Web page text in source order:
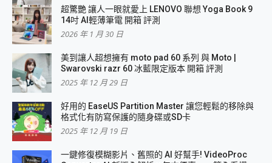
超驚艷 讓人一眼就愛上 LENOVO 聯想 Yoga Book 9
14吋 AI輕薄筆電 開箱 評測
2026 年 1 月 30 日
美到讓人超想擁有 moto pad 60 系列 與 Moto |
Swarovski razr 60 冰藍限定版本 開箱 評測
2025 年 12 月 29 日
好用的 EaseUS Partition Master 讓您輕鬆的移除與
格式化有防寫保護的隨身碟或SD卡
2025 年 12 月 19 日
一鍵修復模糊影片、舊照的 AI 好幫手! VideoProc